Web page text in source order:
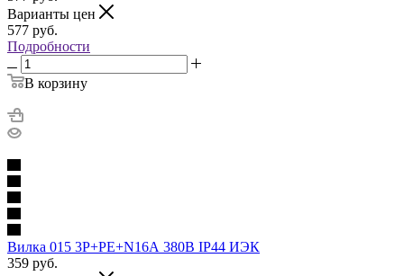
Варианты цен
577 руб.
Подробности
В корзину
Вилка 015 3Р+РЕ+N16А 380В IP44 ИЭК
359 руб.